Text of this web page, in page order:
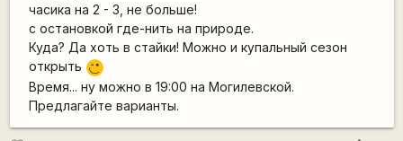
часика на 2 - 3, не больше!
с остановкой где-нить на природе.
Куда? Да хоть в стайки! Можно и купальный сезон
открыть
;)
Время... ну можно в 19:00 на Могилевской.
Предлагайте варианты.